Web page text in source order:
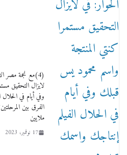
17 يناير، 2026
(4)مع نجمة مصر
لايزال التحقيق
وفي أيام في
الفرق بين
ملايين
17 نوفمبر، 2023